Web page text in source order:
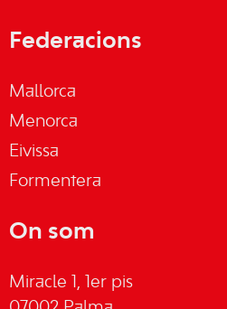
Federacions
Mallorca
Menorca
Eivissa
Formentera
On som
Miracle 1, 1er pis